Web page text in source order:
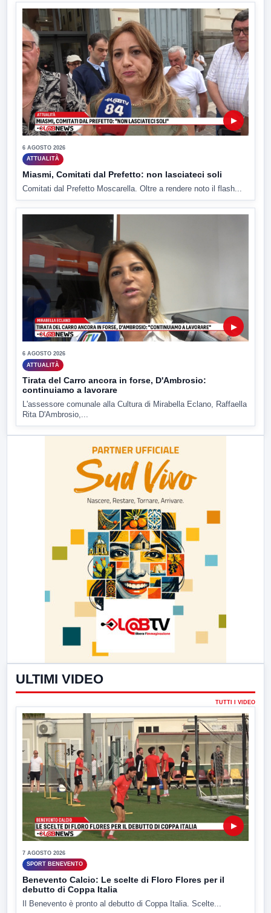
▶
6 AGOSTO 2026
ATTUALITÀ
Miasmi, Comitati dal Prefetto: non lasciateci soli
Comitati dal Prefetto Moscarella. Oltre a rendere noto il flash...
▶
6 AGOSTO 2026
ATTUALITÀ
Tirata del Carro ancora in forse, D'Ambrosio:
continuiamo a lavorare
L'assessore comunale alla Cultura di Mirabella Eclano, Raffaella
Rita D'Ambrosio,...
ULTIMI VIDEO
TUTTI I VIDEO
▶
7 AGOSTO 2026
SPORT BENEVENTO
Benevento Calcio: Le scelte di Floro Flores per il
debutto di Coppa Italia
Il Benevento è pronto al debutto di Coppa Italia. Scelte...